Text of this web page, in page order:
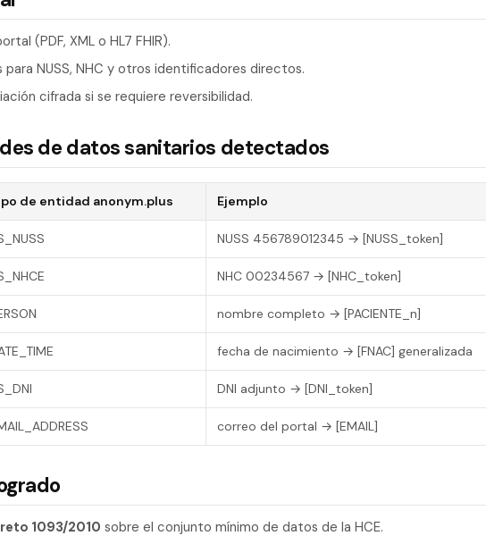
(PDF, XML o HL7 FHIR).
para NUSS, NHC y otros identificadores directos.
cifrada si se requiere reversibilidad.
de datos sanitarios detectados
de entidad anonym.plus Ejemplo
NUSS 456789012345 → [NUSS_token]
NHC 00234567 → [NHC_token]
nombre completo → [PACIENTE_n]
fecha de nacimiento → [FNAC] generalizada
DNI adjunto → [DNI_token]
correo del portal → [EMAIL]
1093/2010 sobre el conjunto mínimo de datos de la HCE.